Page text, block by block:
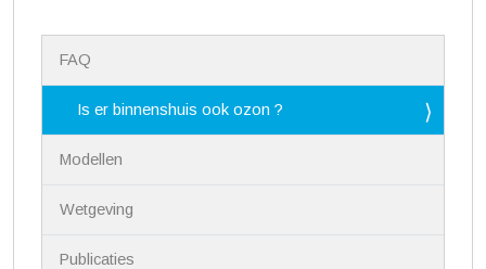
v
FAQ
Is er binnenshuis ook ozon ?
Modellen
Wetgeving
Publicaties